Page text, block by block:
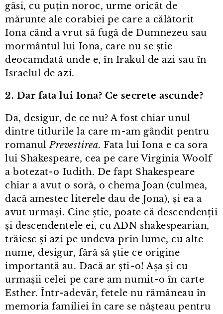
găsi, cu puțin noroc, urme oricât de
mărunte ale corabiei pe care a călătorit
Iona când a vrut să fugă de Dumnezeu sau
mormântul lui Iona, care nu se știe
deocamdată unde e, în Irakul de azi sau în
Israelul de azi.
2. Dar fata lui Iona? Ce secrete ascunde?
Da, desigur, de ce nu? A fost chiar unul
dintre titlurile la care m⁠-⁠am gândit pentru
romanulPrevestirea. Fata lui Iona e ca sora
lui Shakespeare, cea pe care Virginia Woolf
a botezat⁠-⁠o Iudith. De fapt Shakespeare
chiar a avut o soră, o chema Joan (culmea,
dacă amestec literele dau de Jona), și ea a
avut urmași. Cine știe, poate că descendenții
și descendentele ei, cu ADN shakespearian,
trăiesc și azi pe undeva prin lume, cu alte
nume, desigur, fără să știe ce origine
importantă au. Dacă ar ști⁠-⁠o! Așa și cu
urmașii celei pe care am numit⁠-⁠o în carte
Esther. Într⁠-⁠adevăr, fetele nu rămâneau în
memoria familiei în care se nășteau pentru